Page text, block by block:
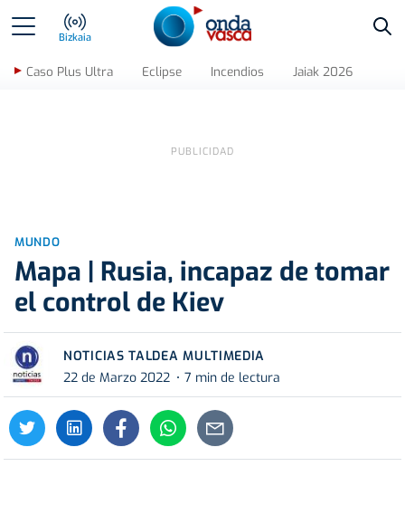
Bizkaia
Caso Plus Ultra Eclipse Incendios Jaiak 2026
MUNDO
Mapa | Rusia, incapaz de tomar
el control de Kiev
NOTICIAS TALDEA MULTIMEDIA
22 de Marzo 2022
7 min de lectura